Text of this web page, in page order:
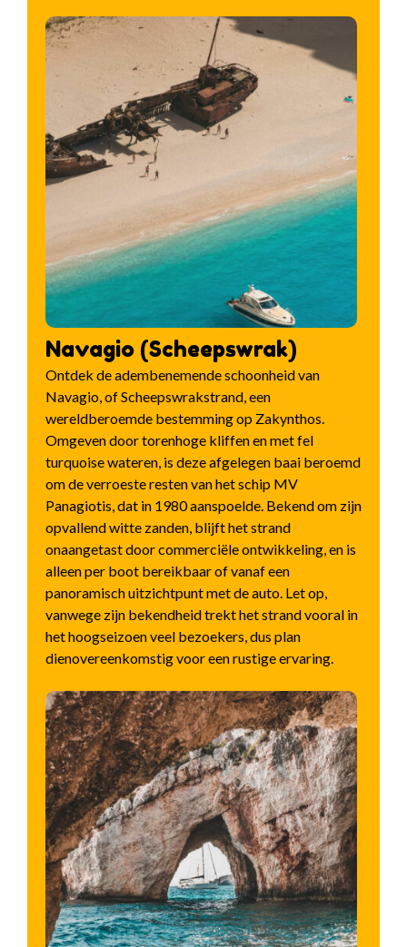
Navagio (Scheepswrak)
Ontdek de adembenemende schoonheid van
Navagio, of Scheepswrakstrand, een
wereldberoemde bestemming op Zakynthos.
Omgeven door torenhoge kliffen en met fel
turquoise wateren, is deze afgelegen baai beroemd
om de verroeste resten van het schip MV
Panagiotis, dat in 1980 aanspoelde. Bekend om zijn
opvallend witte zanden, blijft het strand
onaangetast door commerciële ontwikkeling, en is
alleen per boot bereikbaar of vanaf een
panoramisch uitzichtpunt met de auto. Let op,
vanwege zijn bekendheid trekt het strand vooral in
het hoogseizoen veel bezoekers, dus plan
dienovereenkomstig voor een rustige ervaring.